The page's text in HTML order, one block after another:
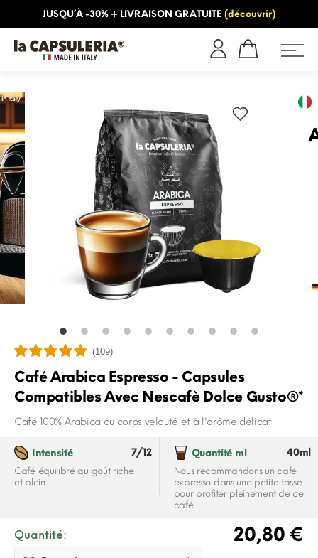
JUSQU’À -30% + LIVRAISON GRATUITE (découvrir)
(109)
Café Arabica Espresso - Capsules
Compatibles Avec Nescafè Dolce Gusto®*
Café 100% Arabica au corps velouté et à l'arôme délicat
Intensité 7/12
Café équilibré au goût riche
et plein
Quantité ml 40ml
Nous recommandons un café
expresso dans une petite tasse
pour profiter pleinement de ce
café.
20,80 €
Quantité: